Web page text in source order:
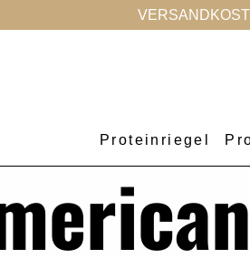
Proteinriegel